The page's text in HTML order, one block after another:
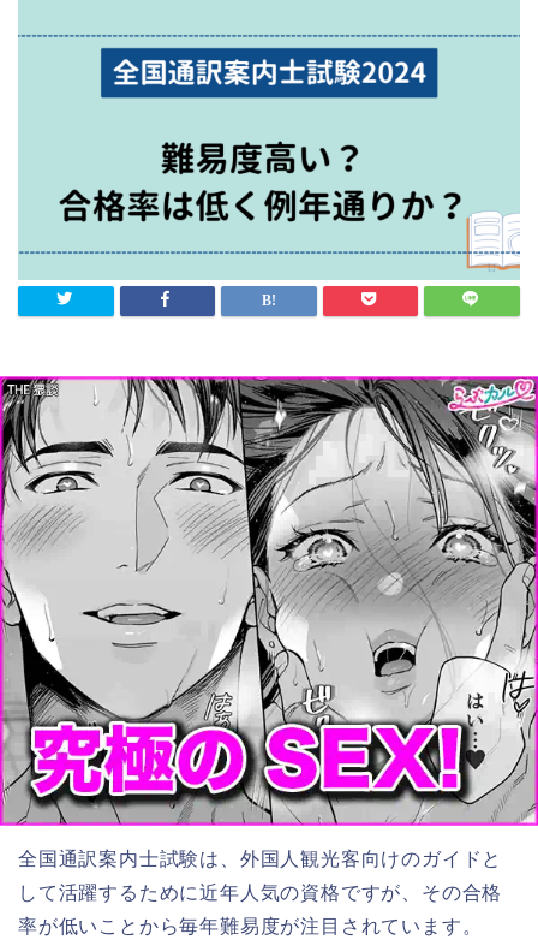
全国通訳案内士試験は、外国人観光客向けのガイドと
して活躍するために近年人気の資格ですが、その合格
率が低いことから毎年難易度が注目されています。